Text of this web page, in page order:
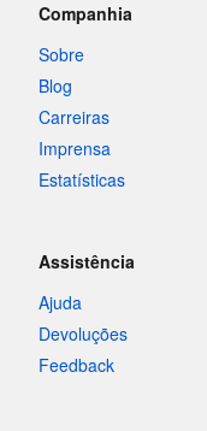
Companhia
Sobre
Blog
Carreiras
Imprensa
Estatísticas
Assistência
Ajuda
Devoluções
Feedback